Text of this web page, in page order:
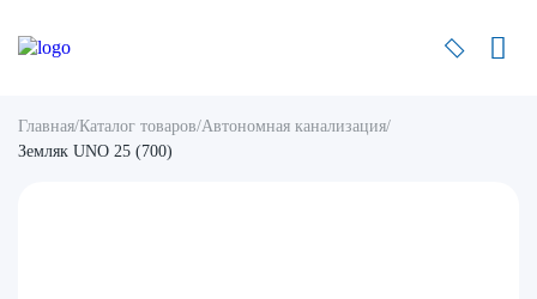
Главная/Каталог товаров/Автономная канализация/
Земляк UNO 25 (700)